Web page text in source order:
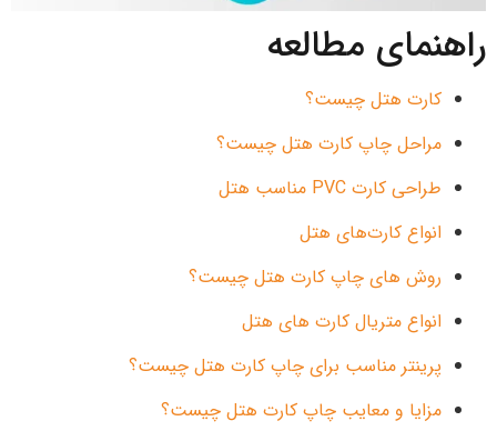
راهنمای مطالعه
کارت هتل چیست؟
مراحل چاپ کارت هتل چیست؟
طراحی کارت PVC مناسب هتل
انواع کارت‌های هتل
روش های چاپ کارت هتل چیست؟
انواع متریال کارت های هتل
پرینتر مناسب برای چاپ کارت هتل چیست؟
مزایا و معایب چاپ کارت هتل چیست؟